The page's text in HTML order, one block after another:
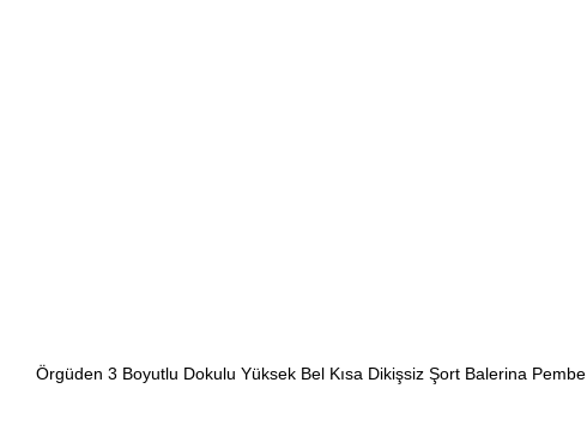
Örgüden 3 Boyutlu Dokulu Yüksek Bel Kısa Dikişsiz Şort Balerina Pembe